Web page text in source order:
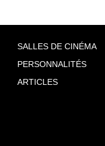
SALLES DE CINÉMA
PERSONNALITÉS
ARTICLES